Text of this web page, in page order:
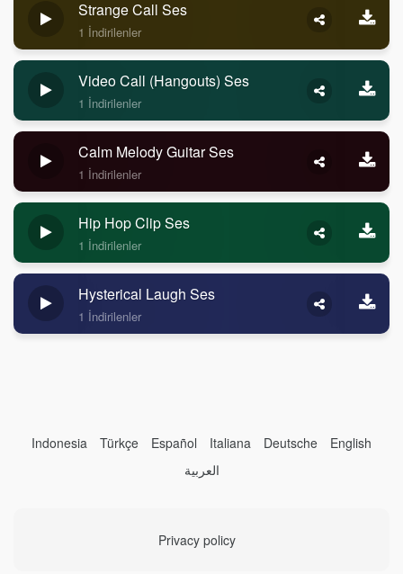
Strange Call Ses
1 İndirilenler
Video Call (Hangouts) Ses
1 İndirilenler
Calm Melody Guitar Ses
1 İndirilenler
Hip Hop Clip Ses
1 İndirilenler
Hysterical Laugh Ses
1 İndirilenler
Indonesia Türkçe Español Italiana Deutsche
English
العربية
Privacy policy